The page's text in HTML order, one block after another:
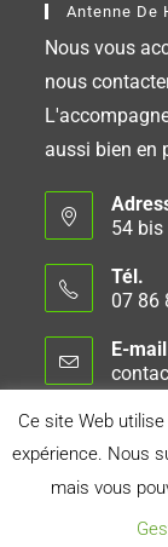
Antenne De
Nous vous
nous
aussi bien en
54 bis
Tél.
07 86
E-
Connexion
Ce site Web
expérience. Nous
mais vous